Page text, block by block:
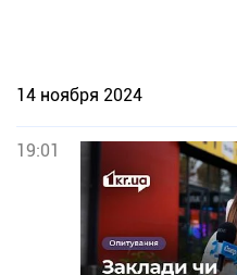
14 ноября 2024
19:01